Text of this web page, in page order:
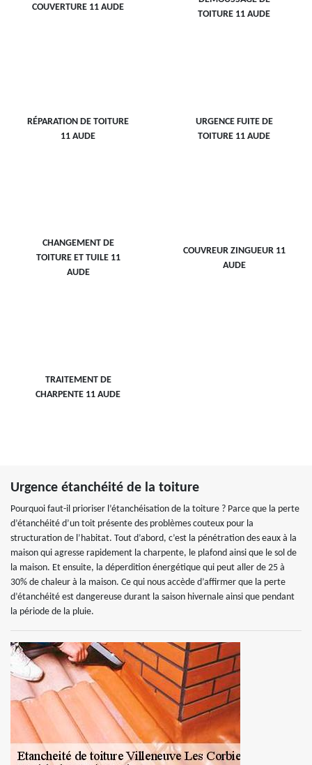
COUVERTURE 11 AUDE
TOITURE 11 AUDE
RÉPARATION DE TOITURE
11 AUDE
URGENCE FUITE DE
TOITURE 11 AUDE
CHANGEMENT DE
TOITURE ET TUILE 11
AUDE
COUVREUR ZINGUEUR 11
AUDE
TRAITEMENT DE
CHARPENTE 11 AUDE
Urgence étanchéité de la toiture
Pourquoi faut-il prioriser l’étanchéisation de la toiture ? Parce que la perte
d’étanchéité d’un toit présente des problèmes couteux pour la
structuration de l’habitat. Tout d’abord, c’est la pénétration des eaux à la
maison qui agresse rapidement la charpente, le plafond ainsi que le sol de
la maison. Et ensuite, la déperdition énergétique qui peut aller de 25 à
30% de chaleur à la maison. Ce qui nous accède d’affirmer que la perte
d’étanchéité est dangereuse durant la saison hivernale ainsi que pendant
la période de la pluie.